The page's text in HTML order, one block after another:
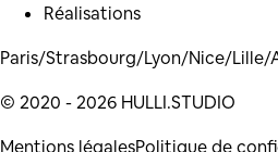
Réalisations
Paris/Strasbourg/Lyon/Nice/Lille/
© 2020 -2026 HULLI.STUDIO